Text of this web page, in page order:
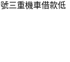
三重機車借款低